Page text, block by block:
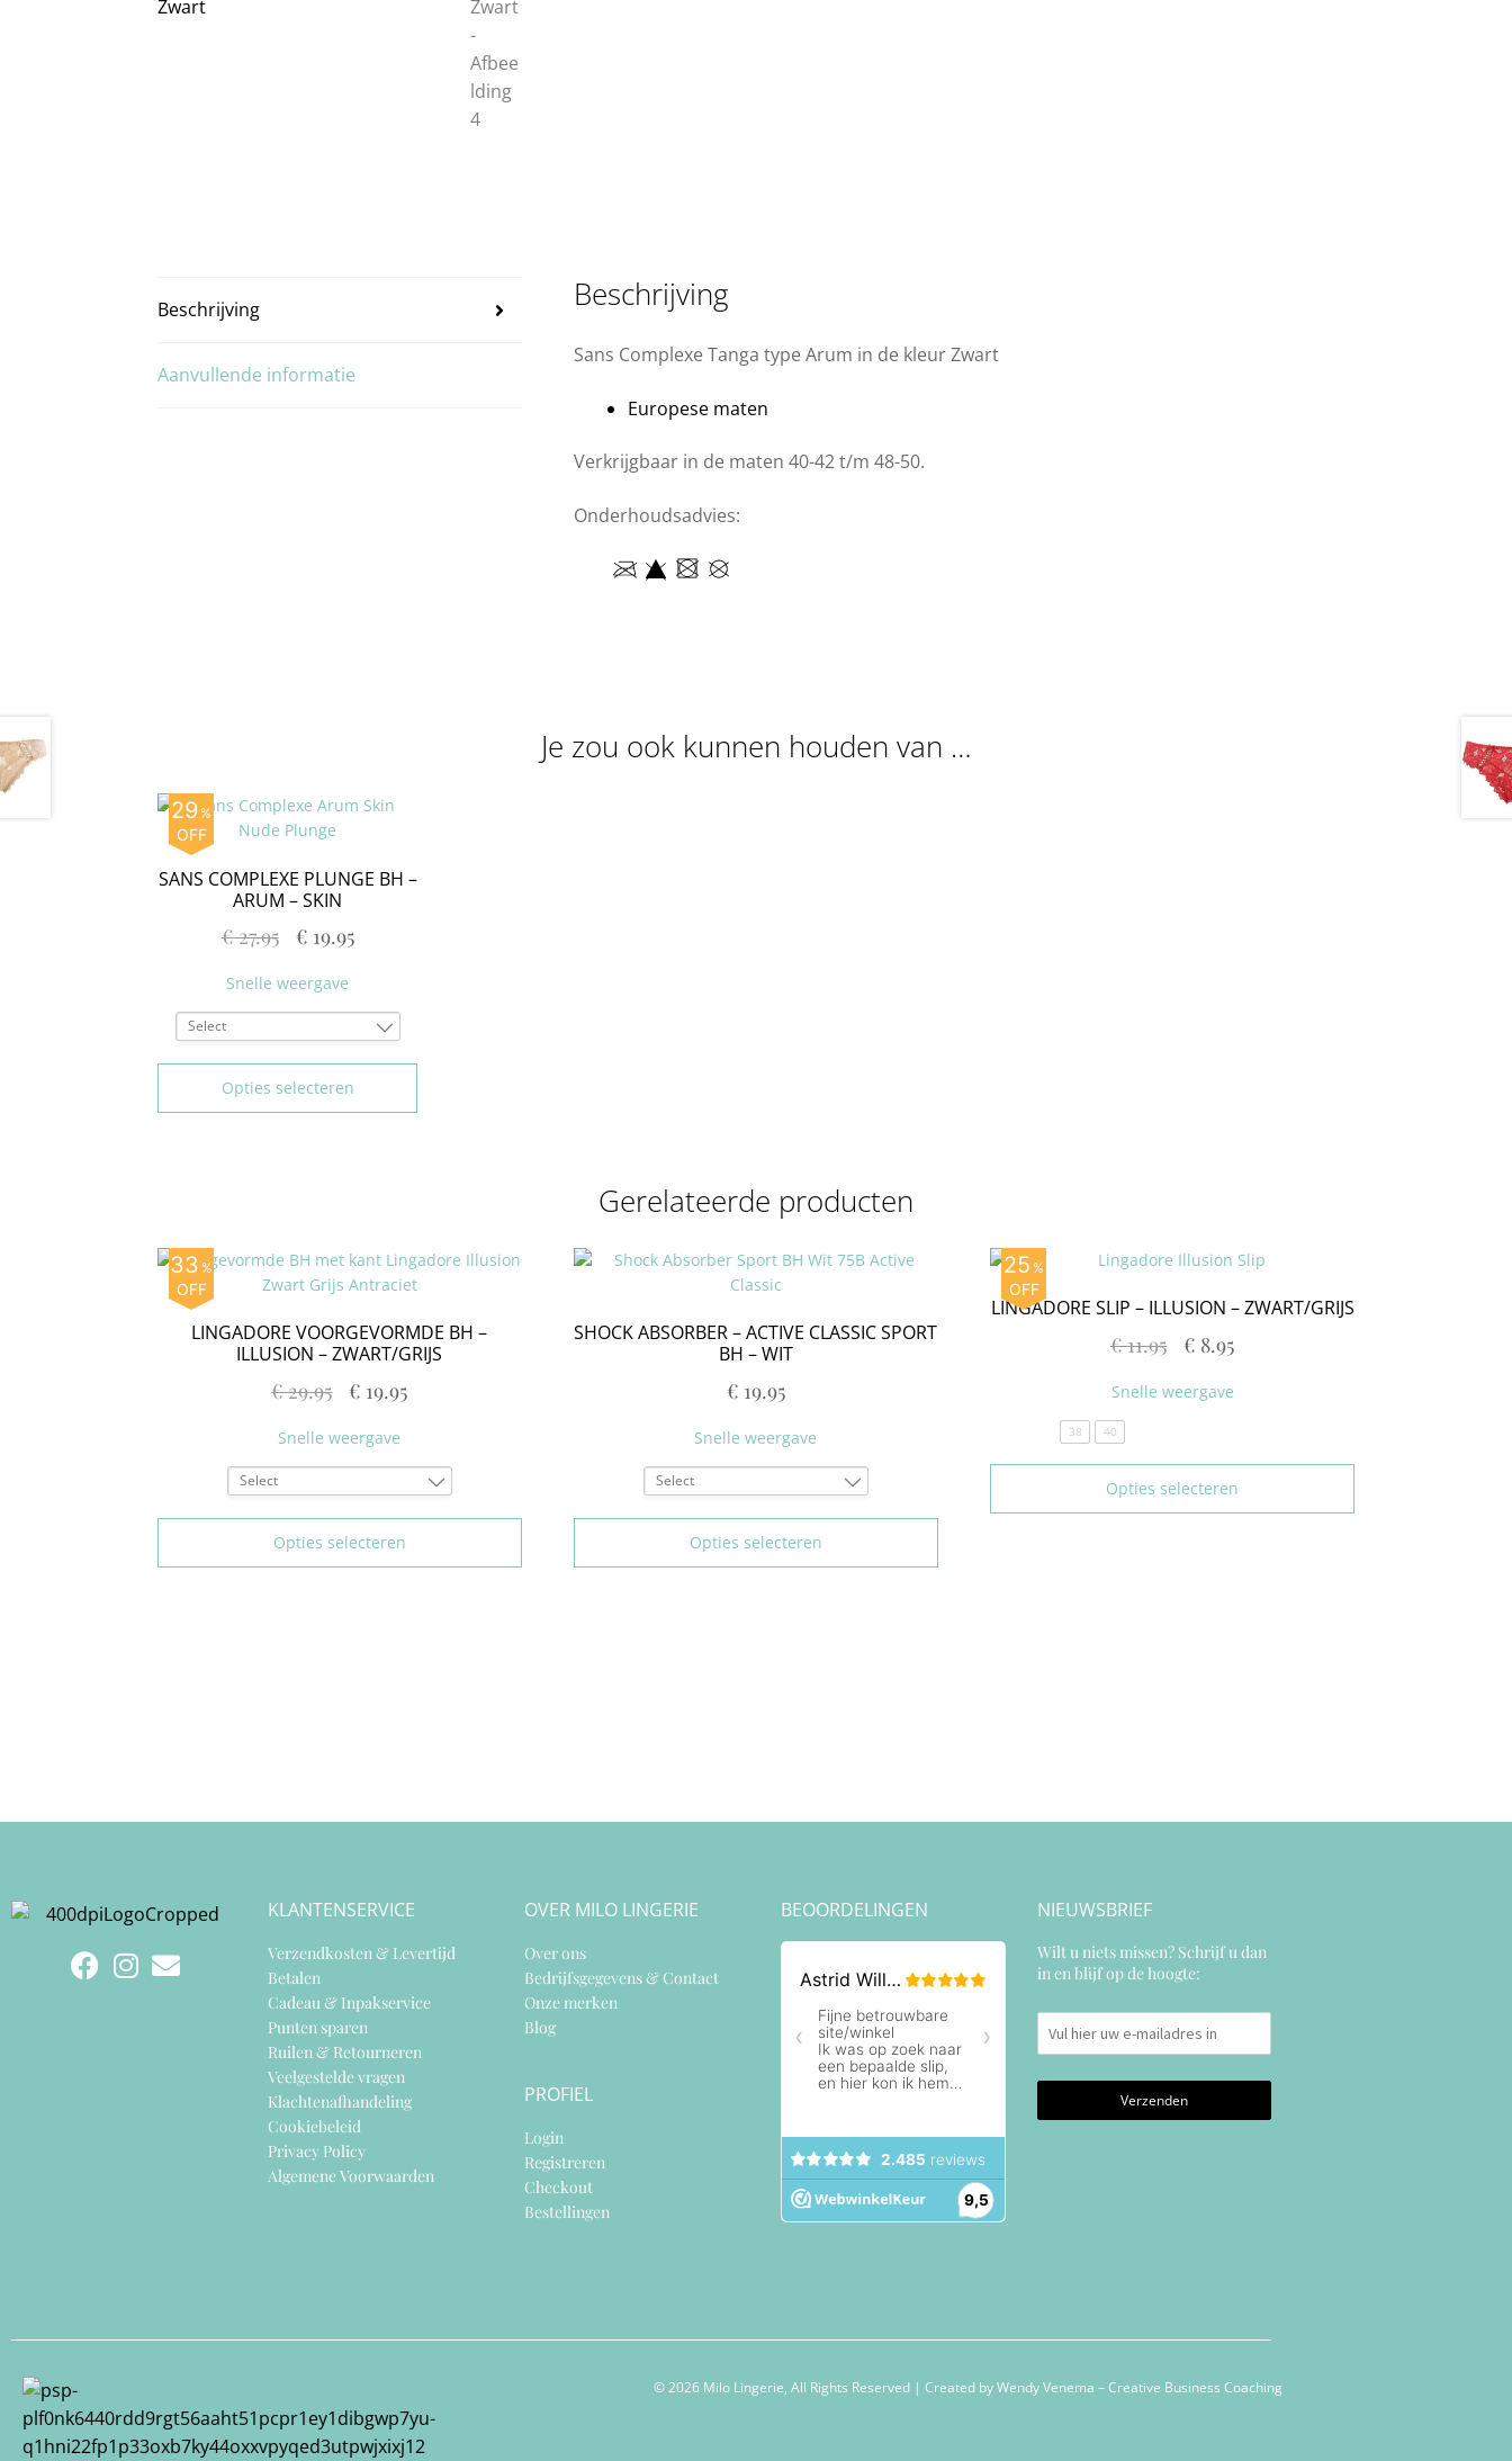
Beschrijving
Aanvullende informatie
Beschrijving
Sans Complexe Tanga type Arum in de kleur Zwart
Europese maten
Verkrijgbaar in de maten 40-42 t/m 48-50.
Onderhoudsadvies:
Je zou ook kunnen houden van …
SANS COMPLEXE PLUNGE BH –
ARUM – SKIN
29%
OFF
€27.95 € 19.95
Opties selecteren
Snelle weergave
Select
80E
Gerelateerde producten
LINGADORE VOORGEVORMDE BH –
ILLUSION – ZWART/GRIJS
33%
OFF
€29.95 € 19.95
Opties selecteren
Snelle weergave
Select
SHOCK ABSORBER – ACTIVE CLASSIC SPORT
BH – WIT
€ 19.95
Opties selecteren
Snelle weergave
Select
LINGADORE SLIP – ILLUSION – ZWART/GRIJS
25%
OFF
€11.95 € 8.95
Opties selecteren
Snelle weergave
38 40
KLANTENSERVICE
Verzendkosten & Levertijd
Betalen
Cadeau & Inpakservice
Punten sparen
Ruilen & Retourneren
Veelgestelde vragen
Klachtenafhandeling
Cookiebeleid
Privacy Policy
Algemene Voorwaarden
OVER MILO LINGERIE
Over ons
Bedrijfsgegevens & Contact
Onze merken
Blog
PROFIEL
Login
Registreren
Checkout
Bestellingen
BEOORDELINGEN NIEUWSBRIEF
Wilt u niets missen? Schrijf u dan
in en blijf op de hoogte:
© 2026 Milo Lingerie, All Rights Reserved | Created byWendy Venema – Creative Business Coaching